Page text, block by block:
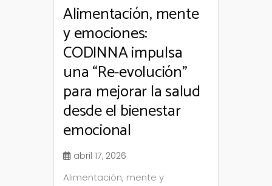
Alimentación, mente
y emociones:
CODINNA impulsa
una “Re-evolución”
para mejorar la salud
desde el bienestar
emocional
abril 17, 2026
Alimentación, mente y